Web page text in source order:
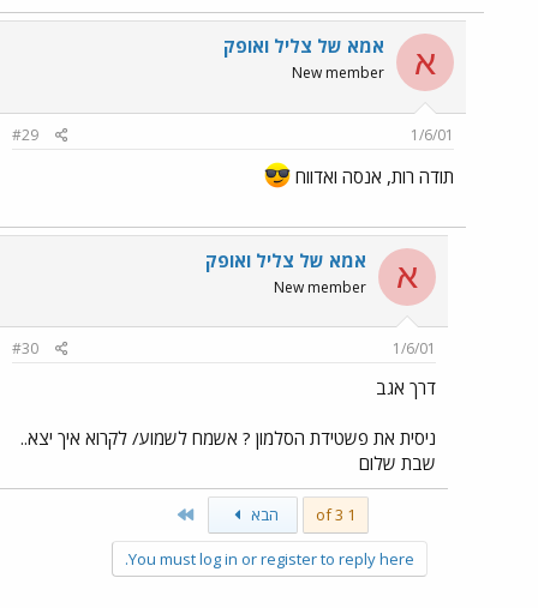
א אמא של צליל ואופק
New member
1/6/01
#29
תודה רות, אנסה ואדווח
א אמא של צליל ואופק
New member
1/6/01
#30
דרך אגב
ניסית את פשטידת הסלמון ? אשמח לשמוע/ לקרוא איך יצא..
שבת שלום
1 of 3 הבא
You must log in or register to reply here.